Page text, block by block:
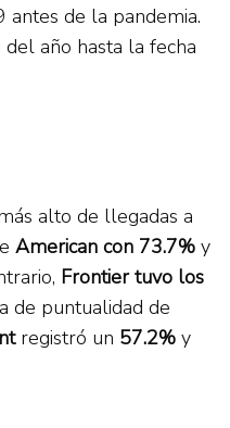
de la pandemia.
año hasta la fecha
alto de llegadas a
American con 73.7% y
Frontier tuvo los
de puntualidad de
registró un 57.2% y